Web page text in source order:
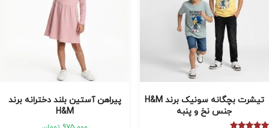
تیشرت بچگانه سونیک برند H&M
جنس نخ و پنبه
پیراهن آستین بلند دخترانه برند
H&M